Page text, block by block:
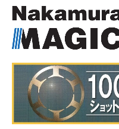
HOME
技術紹介
ナカムラ マジック
保有設備